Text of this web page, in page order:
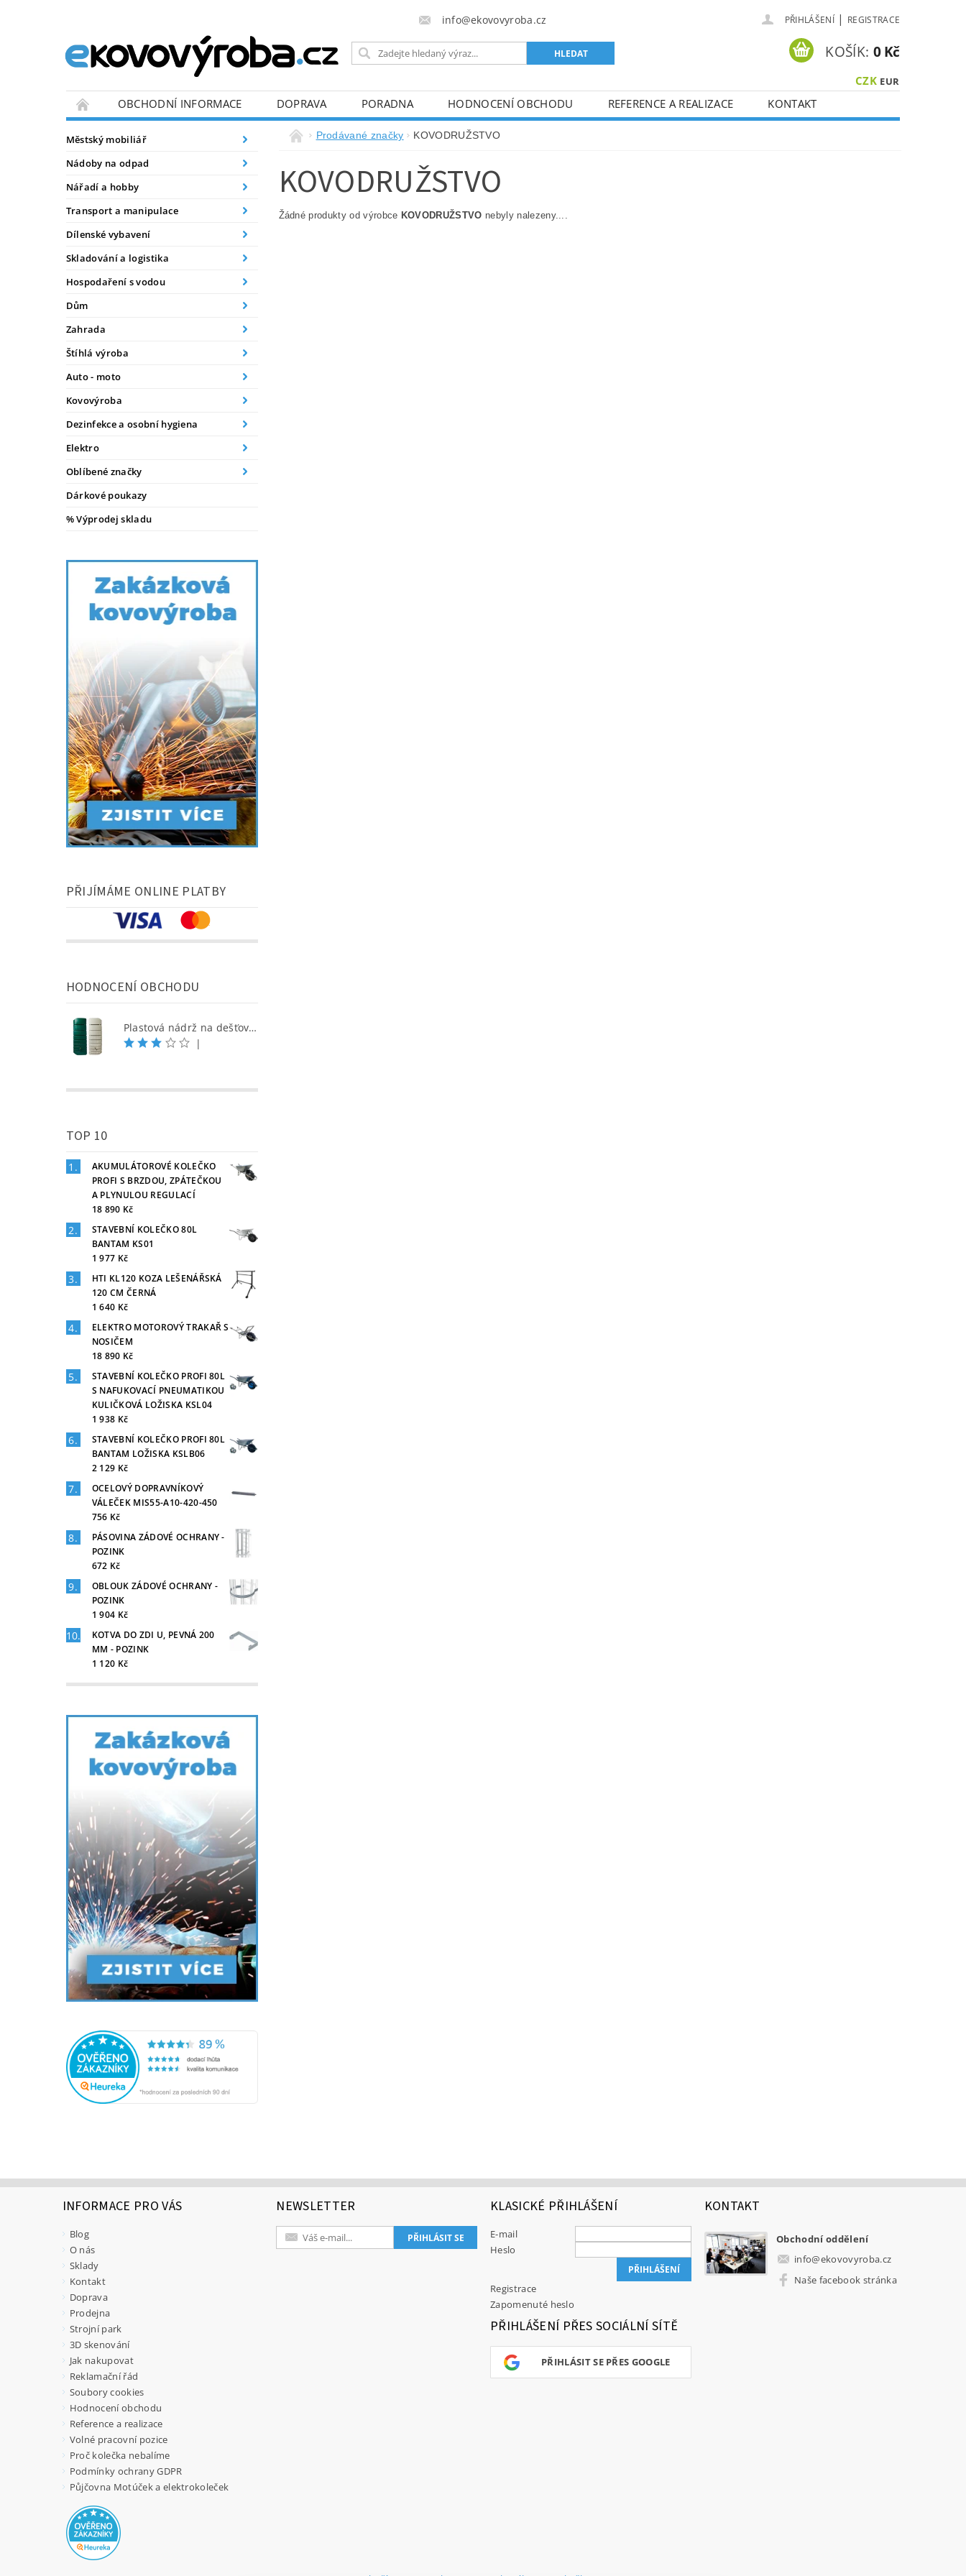
info@ekovovyroba.cz PŘIHLÁŠENÍ | REGISTRACE
CZK EUR
KOŠÍK: 0 Kč
OBCHODNÍ INFORMACE DOPRAVA PORADNA HODNOCENÍ OBCHODU REFERENCE A REALIZACE
KONTAKT
Městský mobiliář
Nádoby na odpad
Nářadí a hobby
Transport a manipulace
Dílenské vybavení
Skladování a logistika
Hospodaření s vodou
Dům
Zahrada
Štíhlá výroba
Auto - moto
Kovovýroba
Dezinfekce a osobní hygiena
Elektro
Oblíbené značky
Dárkové poukazy
% Výprodej skladu
PŘIJÍMÁME ONLINE PLATBY
HODNOCENÍ OBCHODU
Plastová nádrž na dešťovou vodu SEINE 650 l, písková
|
TOP 10
AKUMULÁTOROVÉ KOLEČKO
PROFI S BRZDOU, ZPÁTEČKOU
A PLYNULOU REGULACÍ
18 890 Kč
STAVEBNÍ KOLEČKO 80L
BANTAM KS01
1 977 Kč
HTI KL120 KOZA LEŠENÁŘSKÁ
120 CM ČERNÁ
1 640 Kč
ELEKTRO MOTOROVÝ TRAKAŘ S
NOSIČEM
18 890 Kč
STAVEBNÍ KOLEČKO PROFI 80L
S NAFUKOVACÍ PNEUMATIKOU
KULIČKOVÁ LOŽISKA KSL04
1 938 Kč
STAVEBNÍ KOLEČKO PROFI 80L
BANTAM LOŽISKA KSLB06
2 129 Kč
OCELOVÝ DOPRAVNÍKOVÝ
VÁLEČEK MIS55-A10-420-450
756 Kč
PÁSOVINA ZÁDOVÉ OCHRANY -
POZINK
672 Kč
OBLOUK ZÁDOVÉ OCHRANY -
POZINK
1 904 Kč
KOTVA DO ZDI U, PEVNÁ 200
MM - POZINK
1 120 Kč
Prodávané značky KOVODRUŽSTVO
KOVODRUŽSTVO
Žádné produkty od výrobce KOVODRUŽSTVO nebyly nalezeny....
INFORMACE PRO VÁS
Blog
O nás
Sklady
Kontakt
Doprava
Prodejna
Strojní park
3D skenování
Jak nakupovat
Reklamační řád
Soubory cookies
Hodnocení obchodu
Reference a realizace
Volné pracovní pozice
Proč kolečka nebalíme
Podmínky ochrany GDPR
Půjčovna Motúček a elektrokoleček
NEWSLETTER KLASICKÉ PŘIHLÁŠENÍ
E-mail
Heslo
Registrace
Zapomenuté heslo
PŘIHLÁŠENÍ PŘES SOCIÁLNÍ SÍTĚ
PŘIHLÁSIT SE PŘES GOOGLE
KONTAKT
Obchodní oddělení
info@ekovovyroba.cz
Naše facebook stránka